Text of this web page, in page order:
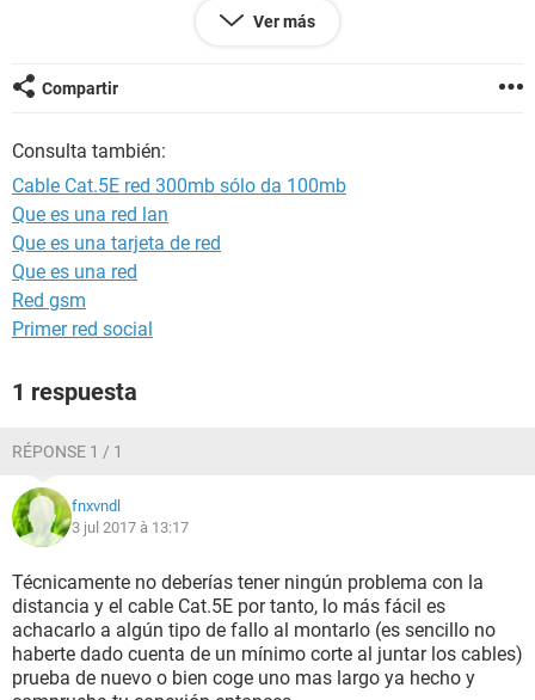
colocación de los conectores RJ45 me hagan perder
200mb? Os agradecería la ayuda
Ver más
Compartir
Consulta también:
Cable Cat.5E red 300mb sólo da 100mb
Que es una red lan
Que es una tarjeta de red
Que es una red
Red gsm
Primer red social
1 respuesta
RÉPONSE 1 / 1
fnxvndl
3 jul 2017 à 13:17
Técnicamente no deberías tener ningún problema con la
distancia y el cable Cat.5E por tanto, lo más fácil es
achacarlo a algún tipo de fallo al montarlo (es sencillo no
haberte dado cuenta de un mínimo corte al juntar los cables)
prueba de nuevo o bien coge uno mas largo ya hecho y